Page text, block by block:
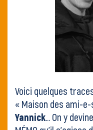
Voici quelques
« Maison des ami-
Yannick … On y